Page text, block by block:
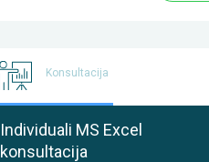
Konsultacija
Individuali MS Excel
konsultacija